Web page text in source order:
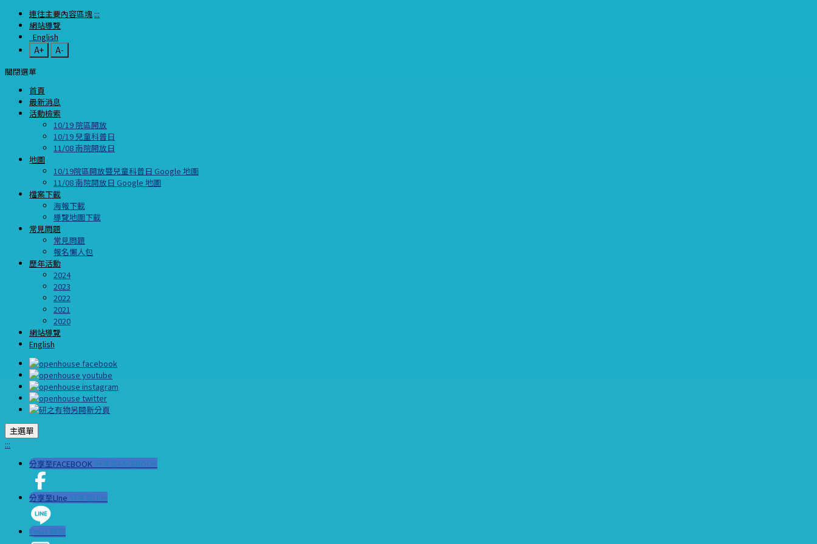
連往主要內容區塊 :::
網站導覽
English
A+
A-
關閉選單
首頁
最新消息
活動檢索
10/19 院區開放
10/19 兒童科普日
11/08 南院開放日
地圖
10/19院區開放暨兒童科普日 Google 地圖
11/08 南院開放日 Google 地圖
檔案下載
海報下載
導覽地圖下載
常見問題
常見問題
報名懶人包
歷年活動
2024
2023
2022
2021
2020
網站導覽
English
主選單
:::
分享至FACEBOOK 分享至FACEBOOK
分享至LIne 分享至LIne
Email 轉寄